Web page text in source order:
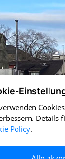
Details
Policy.